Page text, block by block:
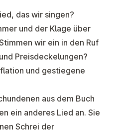
das wir singen?
und der Klage über
wir ein in den Ruf
Preisdeckelungen?
und gestiegene
aus dem Buch
ein anderes Lied an. Sie
Schrei der